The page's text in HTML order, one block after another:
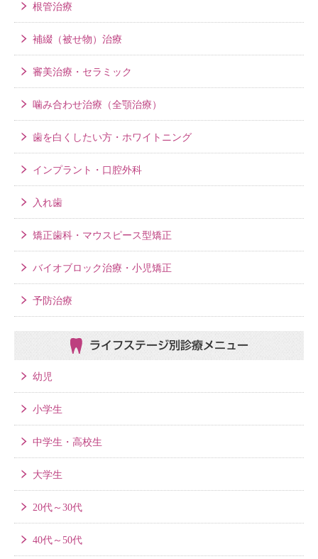
根管治療
補綴（被せ物）治療
審美治療・セラミック
噛み合わせ治療（全顎治療）
歯を白くしたい方・ホワイトニング
インプラント・口腔外科
入れ歯
矯正歯科・マウスピース型矯正
バイオブロック治療・小児矯正
予防治療
ライフステージ別 診療メニュー
幼児
小学生
中学生・高校生
大学生
20代～30代
40代～50代